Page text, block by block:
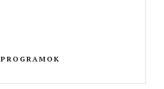
PROGRAMOK